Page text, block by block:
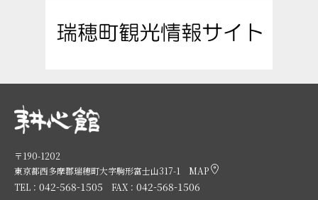
〒190-1202
東京都西多摩郡瑞穂町大字駒形富士山317-1 MAP
TEL： 042-568-1505 FAX： 042-568-1506